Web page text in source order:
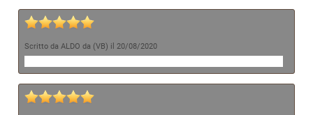
Scritto da ALDO da (VB) il 20/08/2020